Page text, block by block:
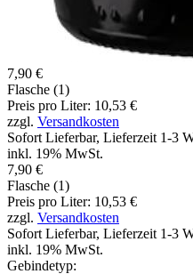
7,90 €
Flasche (1)
Preis pro Liter: 10,53 €
zzgl. Versandkosten
Sofort Lieferbar, Lieferzeit 1-3
inkl. 19% MwSt.
7,90 €
Flasche (1)
Preis pro Liter: 10,53 €
zzgl. Versandkosten
Sofort Lieferbar, Lieferzeit 1-3
inkl. 19% MwSt.
Gebindetyp: